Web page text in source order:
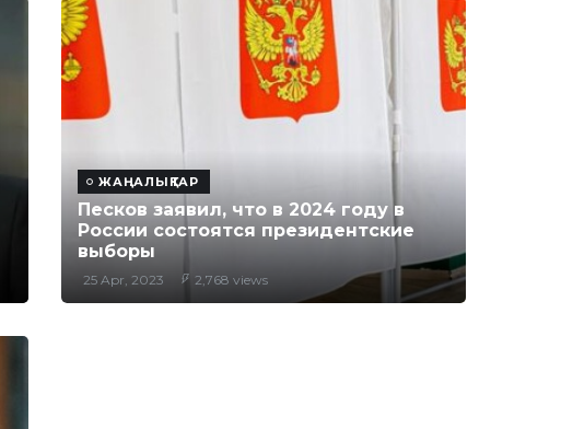
ЖАҢАЛЫҚТАР
Песков заявил, что в 2024 году в
России состоятся президентские
выборы
25 Apr, 2023 2,768 views